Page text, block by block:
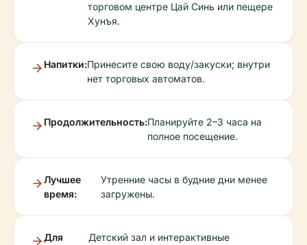
торговом центре Цай Синь или пещере
Хунъя.
Напитки:Принесите свою воду/закуски; внутри
нет торговых автоматов.
Продолжительность:Планируйте 2–3 часа на
полное посещение.
Лучшее
время:
Утренние часы в будние дни менее
загружены.
Для
Детский зал и интерактивные